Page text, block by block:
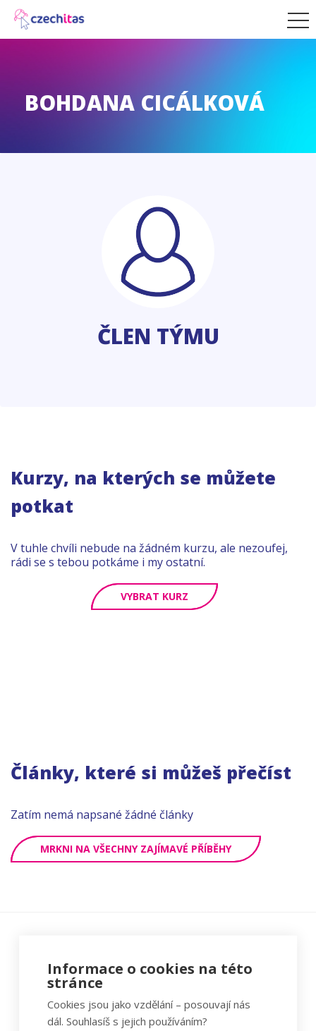
BOHDANA CICÁLKOVÁ
ČLEN TÝMU
Kurzy, na kterých se můžete
potkat
V tuhle chvíli nebude na žádném kurzu, ale nezoufej,
rádi se s tebou potkáme i my ostatní.
VYBRAT KURZ
Články, které si můžeš přečíst
Zatím nemá napsané žádné články
MRKNI NA VŠECHNY ZAJÍMAVÉ PŘÍBĚHY
Informace o cookies na této
stránce
Cookies jsou jako vzdělání – posouvají nás
dál. Souhlasíš s jejich používáním?